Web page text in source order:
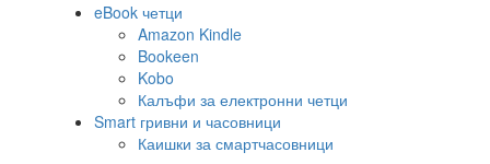
eBook четци
Amazon Kindle
Bookeen
Kobo
Калъфи за електронни четци
Smart гривни и часовници
Каишки за смартчасовници